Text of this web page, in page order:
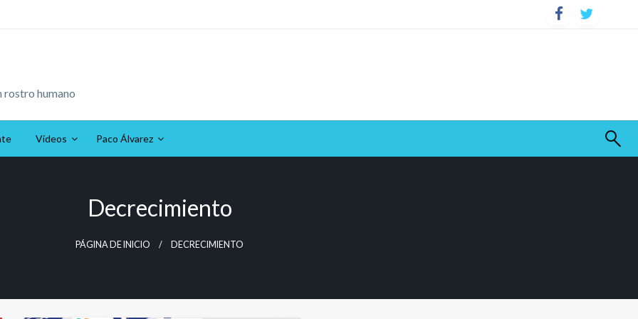
rostro humano
Vídeos Paco Álvarez
Decrecimiento
PÁGINA DE INICIO DECRECIMIENTO